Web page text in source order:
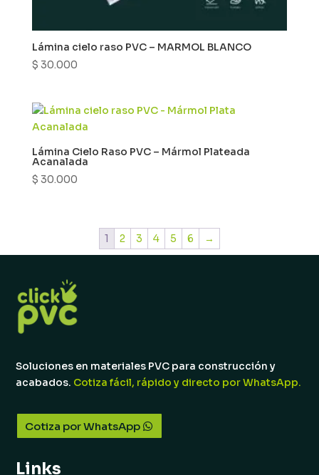
Lámina cielo raso PVC – MARMOL BLANCO
$ 30.000
Lámina Cielo Raso PVC – Mármol Plateada
Acanalada
$ 30.000
1 2 3 4 5 6 →
Soluciones en materiales PVC para construcción y
acabados. Cotiza fácil, rápido y directo por WhatsApp.
Cotiza por WhatsApp
Links